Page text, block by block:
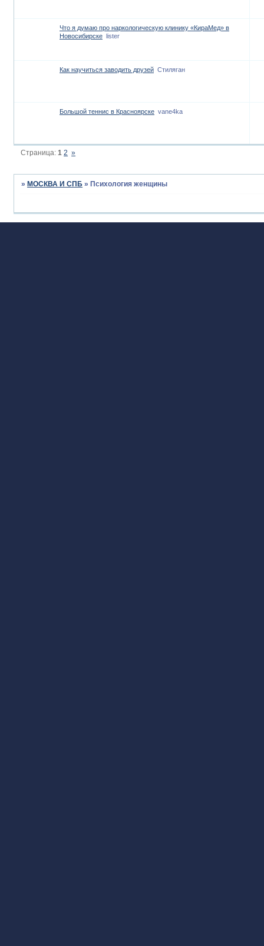
Что я думаю про наркологическую клинику «КираМед» в
Новосибирске lister
Как научиться заводить друзей Стиляган
Большой теннис в Красноярске vane4ka
Страница:1 2 »
» МОСКВА И СПБ » Психология женщины